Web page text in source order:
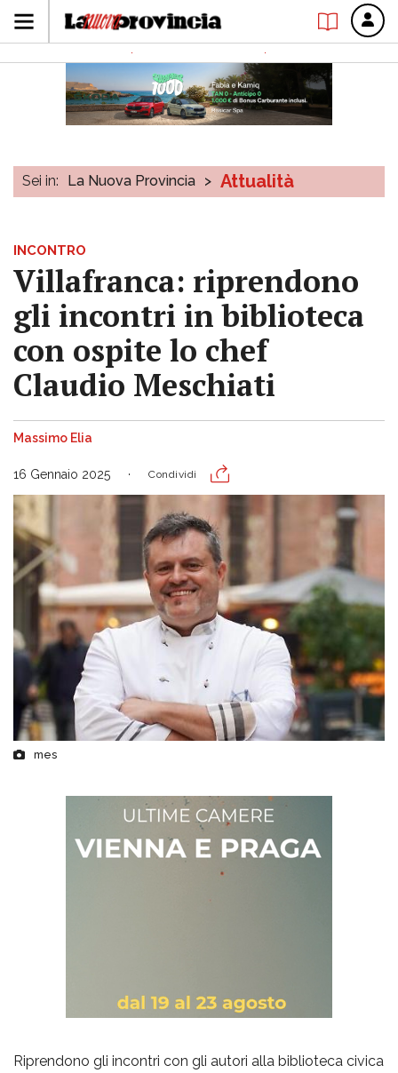
Sei in: La Nuova Provincia > Attualità
INCONTRO
Villafranca: riprendono
gli incontri in biblioteca
con ospite lo chef
Claudio Meschiati
Massimo Elia
16 Gennaio 2025 Condividi
mes
Riprendono gli incontri con gli autori alla biblioteca civica